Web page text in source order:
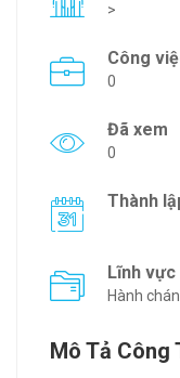
>
Công
0
Đã xem
0
Thành
Lĩnh vực
Hành
Mô Tả Công